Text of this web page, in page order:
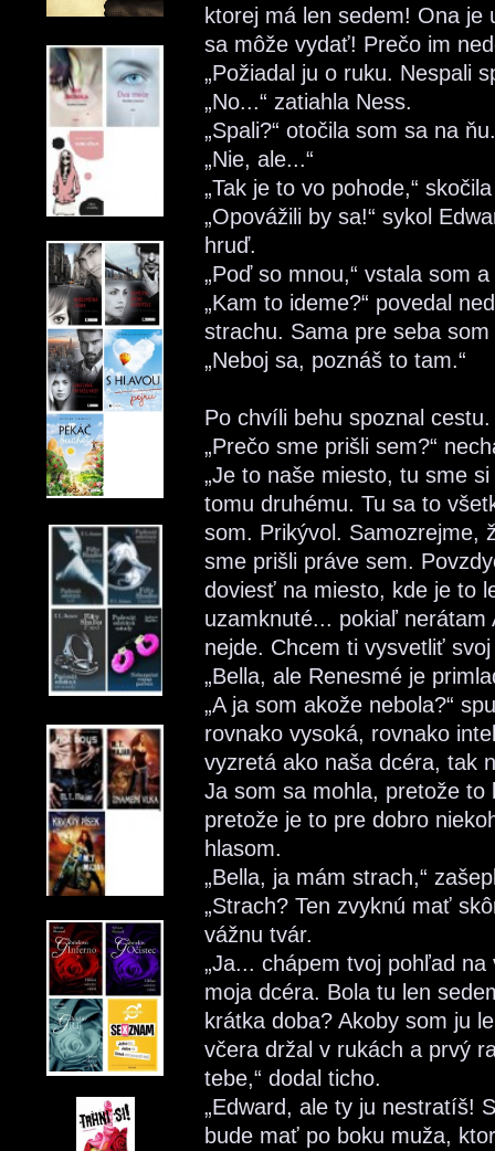
ktorej má len sedem! Ona je
sa môže vydať! Prečo im
„Požiadal ju o ruku. Nespali
„No...“ zatiahla Ness.
„Spali?“ otočila som sa na ňu.
„Nie, ale...“
„Tak je to vo pohode,“
„Opovážili by sa!“ sykol
hruď.
„Poď so mnou,“ vstala som
„Kam to ideme?“ povedal
strachu. Sama pre seba
„Neboj sa, poznáš to tam.“
Po chvíli behu spoznal
„Prečo sme prišli sem?“
„Je to naše miesto, tu sme
tomu druhému. Tu sa to
som. Prikývol. Samozrejme,
sme prišli práve sem.
doviesť na miesto, kde je to
uzamknuté... pokiaľ nerátam
nejde. Chcem ti vysvetliť
„Bella, ale Renesmé je
„A ja som akože nebola?“
rovnako vysoká, rovnako
vyzretá ako naša dcéra, tak
Ja som sa mohla, pretože to
pretože je to pre dobro
hlasom.
„Bella, ja mám strach,“
„Strach? Ten zvyknú mať
vážnu tvár.
„Ja... chápem tvoj pohľad
moja dcéra. Bola tu len
krátka doba? Akoby som ju
včera držal v rukách a prvý
tebe,“ dodal ticho.
„Edward, ale ty ju nestratíš!
bude mať po boku muža,